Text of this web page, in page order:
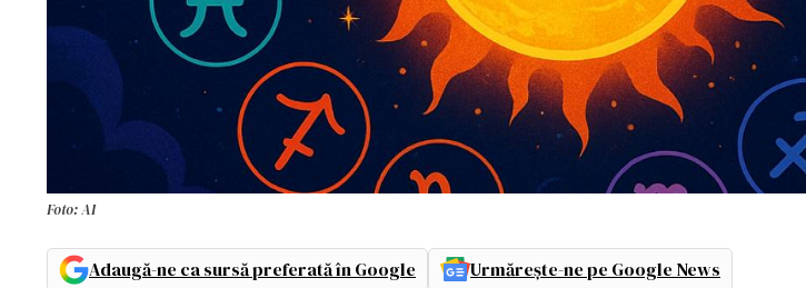
Foto: AI
Adaugă-ne ca sursă preferată în Google Urmărește-ne pe Google News